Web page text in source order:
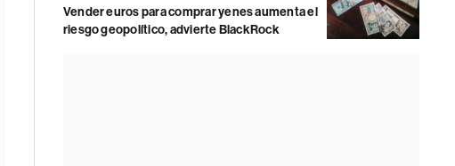
Vender euros para comprar yenes aumenta el
riesgo geopolítico, advierte BlackRock